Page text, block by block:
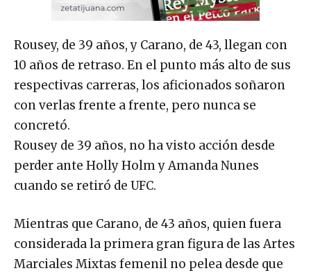
Rousey, de 39 años, y Carano, de 43, llegan con
10 años de retraso. En el punto más alto de sus
respectivas carreras, los aficionados soñaron
con verlas frente a frente, pero nunca se
concretó.
Rousey de 39 años, no ha visto acción desde
perder ante Holly Holm y Amanda Nunes
cuando se retiró de UFC.
Mientras que Carano, de 43 años, quien fuera
considerada la primera gran figura de las Artes
Marciales Mixtas femenil no pelea desde que